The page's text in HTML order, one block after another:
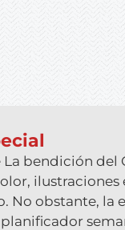
La bendición del
No obstante, la